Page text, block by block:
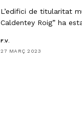
L’edifici de titularitat
Caldentey Roig” ha
F.V.
27 MARÇ 2023